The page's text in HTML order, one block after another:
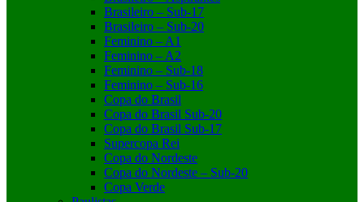
Brasileiro – Sub-17
Brasileiro – Sub-20
Feminino – A1
Feminino – A2
Feminino – Sub-18
Feminino – Sub-16
Copa do Brasil
Copa do Brasil Sub-20
Copa do Brasil Sub-17
Supercopa Rei
Copa do Nordeste
Copa do Nordeste – Sub-20
Copa Verde